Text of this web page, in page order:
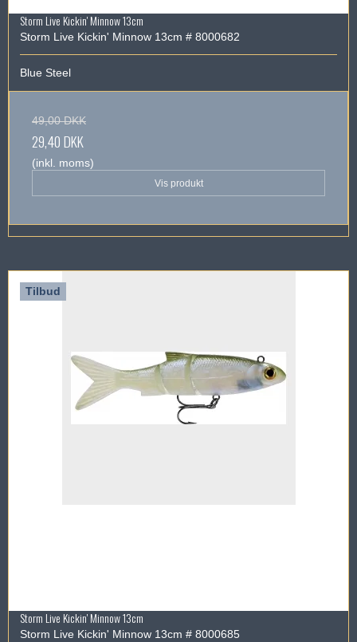
Storm Live Kickin' Minnow 13cm
Storm Live Kickin' Minnow 13cm # 8000682
Blue Steel
49,00 DKK
29,40 DKK
(inkl. moms)
Vis produkt
Tilbud
Storm Live Kickin' Minnow 13cm
Storm Live Kickin' Minnow 13cm # 8000685